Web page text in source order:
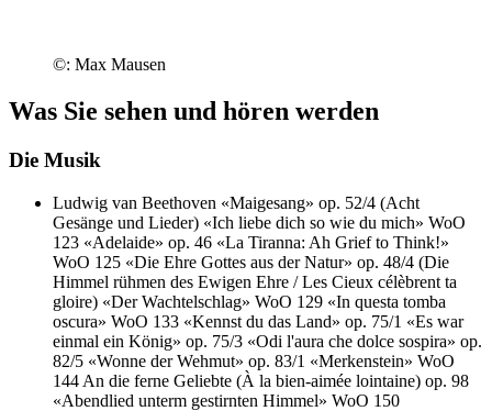
©: Max Mausen
Was Sie sehen und hören werden
Die Musik
Ludwig van Beethoven «Maigesang» op. 52/4 (Acht
Gesänge und Lieder) «Ich liebe dich so wie du mich» WoO
123 «Adelaide» op. 46 «La Tiranna: Ah Grief to Think!»
WoO 125 «Die Ehre Gottes aus der Natur» op. 48/4 (Die
Himmel rühmen des Ewigen Ehre / Les Cieux célèbrent ta
gloire) «Der Wachtelschlag» WoO 129 «In questa tomba
oscura» WoO 133 «Kennst du das Land» op. 75/1 «Es war
einmal ein König» op. 75/3 «Odi l'aura che dolce sospira» op.
82/5 «Wonne der Wehmut» op. 83/1 «Merkenstein» WoO
144 An die ferne Geliebte (À la bien-aimée lointaine) op. 98
«Abendlied unterm gestirnten Himmel» WoO 150